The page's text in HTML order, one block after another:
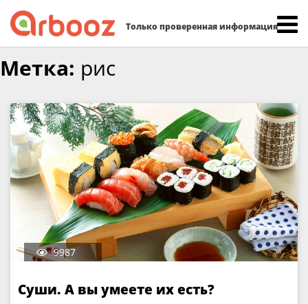
Только проверенная информация
to
Метка: рис
9987
Суши. А вы умеете их есть?
Найти: